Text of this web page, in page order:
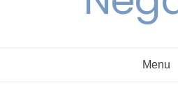
Menu